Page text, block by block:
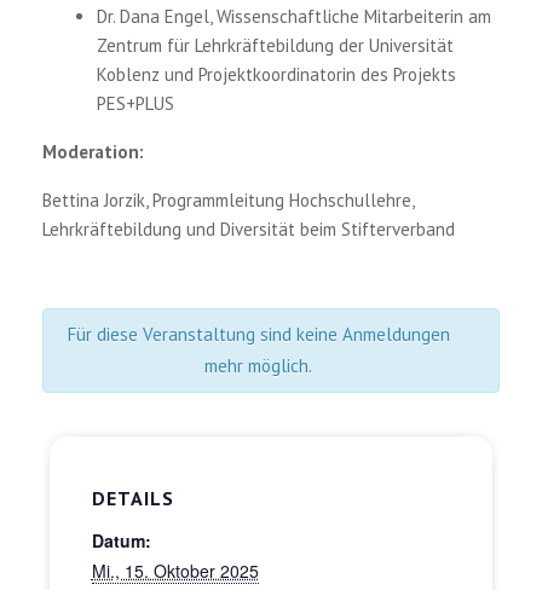
Dr. Dana Engel, Wissenschaftliche Mitarbeiterin am
Zentrum für Lehrkräftebildung der Universität
Koblenz und Projektkoordinatorin des Projekts
PES+PLUS
Moderation:
Bettina Jorzik, Programmleitung Hochschullehre,
Lehrkräftebildung und Diversität beim Stifterverband
Für diese Veranstaltung sind keine Anmeldungen
mehr möglich.
DETAILS
Datum:
Mi., 15. Oktober 2025